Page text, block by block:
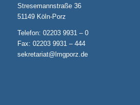
Stresemannstraße 36
51149 Köln-Porz
Telefon: 02203 9931 – 0
Fax: 02203 9931 – 444
sekretariat@lmgporz.de